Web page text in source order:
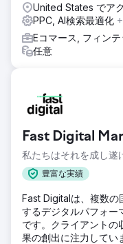
United States でア
PPC, AI検索最適化
Eコマース, フィンテ
任意
Fast Digital
私たちはそれを成し遂
豊富な実績
Fast Digitalは、複数の
するデジタルパフォー
です。クライアントの
果の創出に注力してい